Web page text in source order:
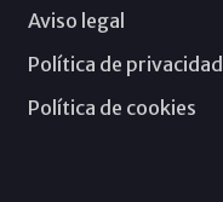
Aviso legal
Política de privacidad
Política de cookies